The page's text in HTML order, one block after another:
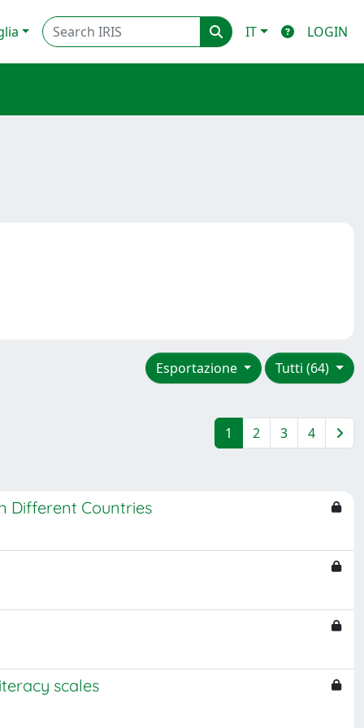
IT LOGIN
Tutti (64)
Esportazione
1 2 3 4
Different Countries
scales